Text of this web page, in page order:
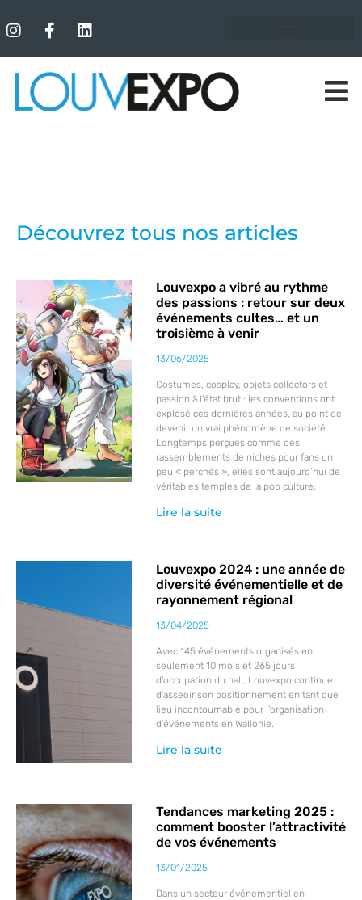
Découvrez tous nos articles
Louvexpo a vibré au rythme
des passions : retour sur deux
événements cultes… et un
troisième à venir
13/06/2025
Costumes, cosplay, objets collectors et
passion à l’état brut : les conventions ont
explosé ces dernières années, au point de
devenir un vrai phénomène de société.
Longtemps perçues comme des
rassemblements de niches pour fans un
peu « perchés », elles sont aujourd’hui de
véritables temples de la pop culture.
Lire la suite
Louvexpo 2024 : une année de
diversité événementielle et de
rayonnement régional
13/04/2025
Avec 145 événements organisés en
seulement 10 mois et 265 jours
d’occupation du hall, Louvexpo continue
d’asseoir son positionnement en tant que
lieu incontournable pour l’organisation
d’événements en Wallonie.
Lire la suite
Tendances marketing 2025 :
comment booster l’attractivité
de vos événements
13/01/2025
Dans un secteur événementiel en